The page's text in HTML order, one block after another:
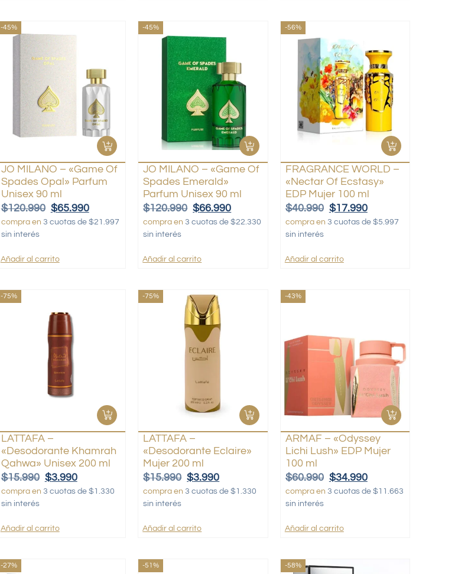
-45%
JO MILANO – «Game Of
Spades Opal» Parfum
Unisex 90 ml
$120.990 $65.990
compra en 3 cuotas de $21.997
sin interés
Añadir al carrito
-45%
JO MILANO – «Game Of
Spades Emerald»
Parfum Unisex 90 ml
$120.990 $66.990
compra en 3 cuotas de $22.330
sin interés
Añadir al carrito
-56%
FRAGRANCE WORLD –
«Nectar Of Ecstasy»
EDP Mujer 100 ml
$40.990 $17.990
compra en 3 cuotas de $5.997
sin interés
Añadir al carrito
-75%
LATTAFA –
«Desodorante Khamrah
Qahwa» Unisex 200 ml
$15.990 $3.990
compra en 3 cuotas de $1.330
sin interés
Añadir al carrito
-75%
LATTAFA –
«Desodorante Eclaire»
Mujer 200 ml
$15.990 $3.990
compra en 3 cuotas de $1.330
sin interés
Añadir al carrito
-43%
ARMAF – «Odyssey
Lichi Lush» EDP Mujer
100 ml
$60.990 $34.990
compra en 3 cuotas de $11.663
sin interés
Añadir al carrito
-27% -51% -58%